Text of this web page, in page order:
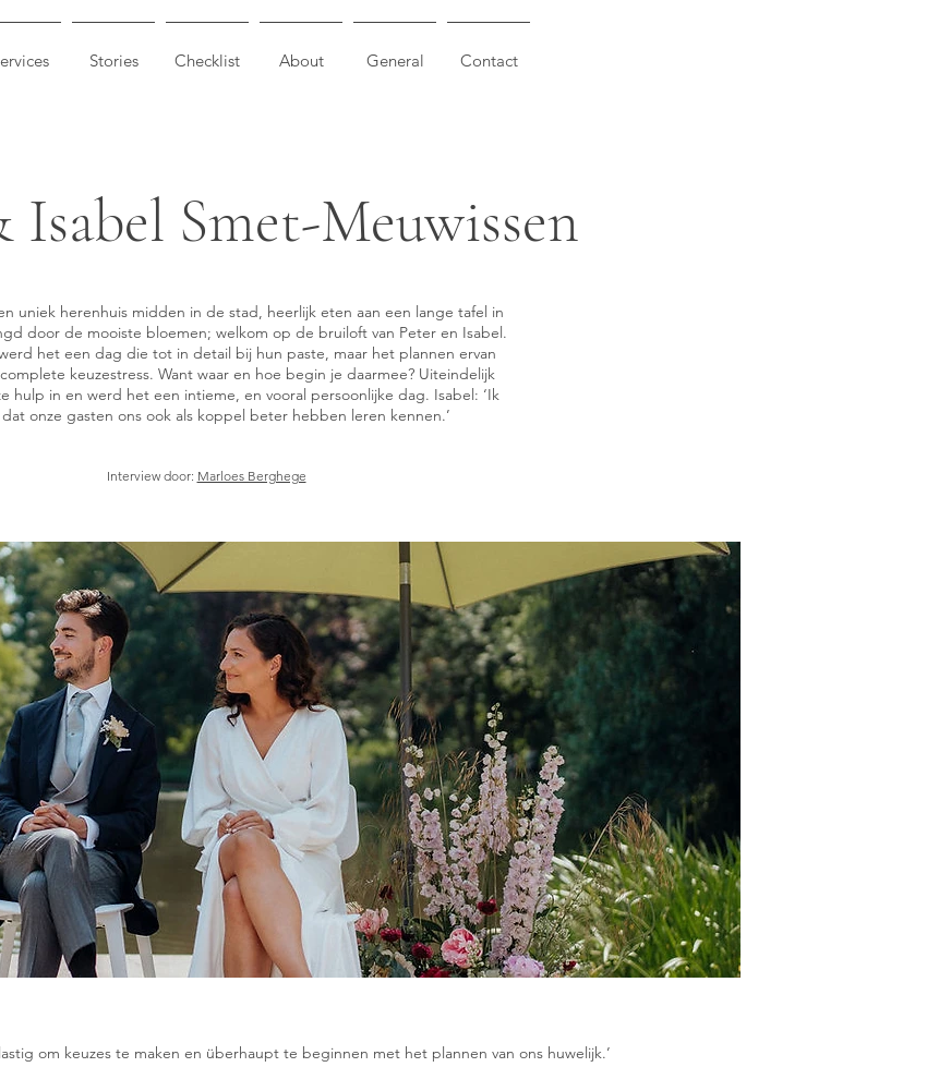
Stories Checklist About General Contact
Isabel Smet-Meuwissen
uniek herenhuis midden in de stad, heerlijk eten aan een lange tafel in
door de mooiste bloemen; welkom op de bruiloft van Peter en Isabel.
het een dag die tot in detail bij hun paste, maar het plannen ervan
keuzestress. Want waar en hoe begin je daarmee? Uiteindelijk
hulp in en werd het een intieme, en vooral persoonlijke dag. Isabel: ‘Ik
onze gasten ons ook als koppel beter hebben leren kennen.’
Interview door: Marloes Berghege
om keuzes te maken en überhaupt te beginnen met het plannen van ons huwelijk.’